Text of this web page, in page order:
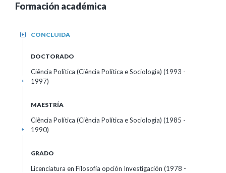
Formación académica
CONCLUIDA
+
DOCTORADO
Ciência Política (Ciência Política e Sociologia) (1993 -
1997)
+
MAESTRÍA
Ciência Política (Ciência Política e Sociologia) (1985 -
1990)
+
GRADO
Licenciatura en Filosofía opción Investigación (1978 -